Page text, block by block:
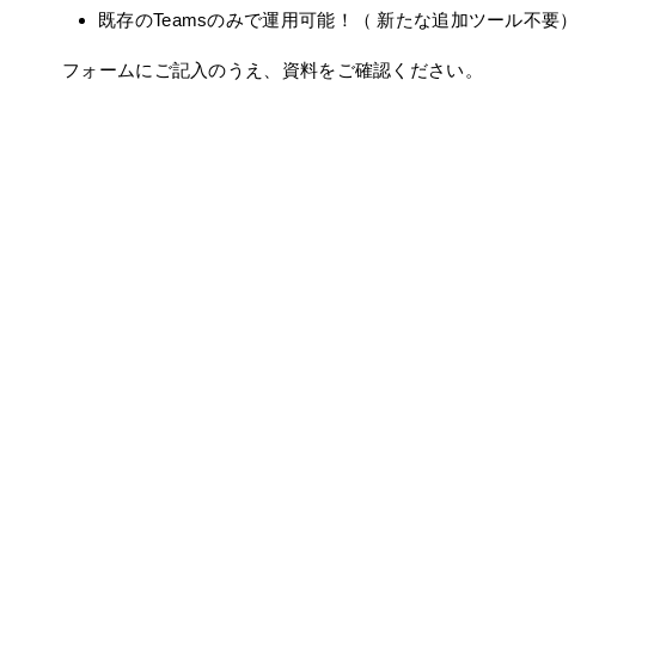
既存のTeamsのみで運用可能！（ 新たな追加ツール不要）
フォームにご記入のうえ、資料をご確認ください。